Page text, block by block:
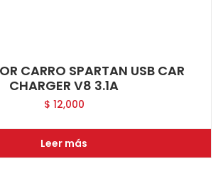
CARRO SPARTAN USB CAR
CHARGER V8 3.1A
$ 12,000
Leer más